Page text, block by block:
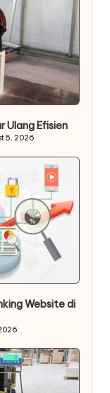
Ulang Efisien
5, 2026
Website di